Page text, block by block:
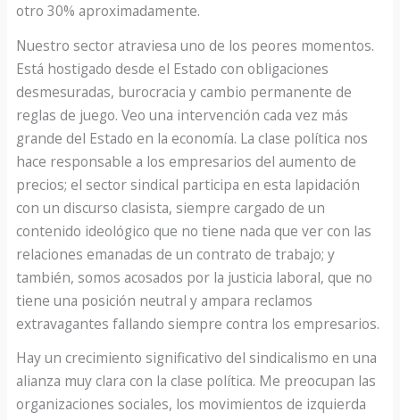
otro 30% aproximadamente.
Nuestro sector atraviesa uno de los peores momentos.
Está hostigado desde el Estado con obligaciones
desmesuradas, burocracia y cambio permanente de
reglas de juego. Veo una intervención cada vez más
grande del Estado en la economía. La clase política nos
hace responsable a los empresarios del aumento de
precios; el sector sindical participa en esta lapidación
con un discurso clasista, siempre cargado de un
contenido ideológico que no tiene nada que ver con las
relaciones emanadas de un contrato de trabajo; y
también, somos acosados por la justicia laboral, que no
tiene una posición neutral y ampara reclamos
extravagantes fallando siempre contra los empresarios.
Hay un crecimiento significativo del sindicalismo en una
alianza muy clara con la clase política. Me preocupan las
organizaciones sociales, los movimientos de izquierda